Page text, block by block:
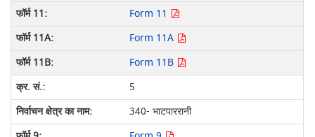
Form 11
Form 11A
Form 11B
5
340- भाटपाररानी